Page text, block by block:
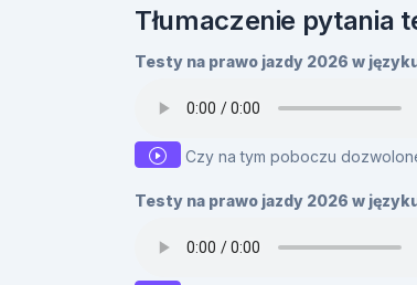
Tłumaczenie pytania
Testy na prawo jazdy 2026 w
Czy na tym poboczu
Testy na prawo jazdy 2026 w